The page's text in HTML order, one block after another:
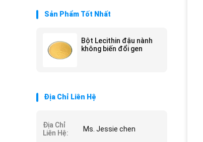
Sản Phẩm Tốt Nhất
Bột Lecithin đậu nành
không biến đổi gen
Địa Chỉ Liên Hệ
Địa Chỉ
Liên Hệ:
Ms. Jessie chen